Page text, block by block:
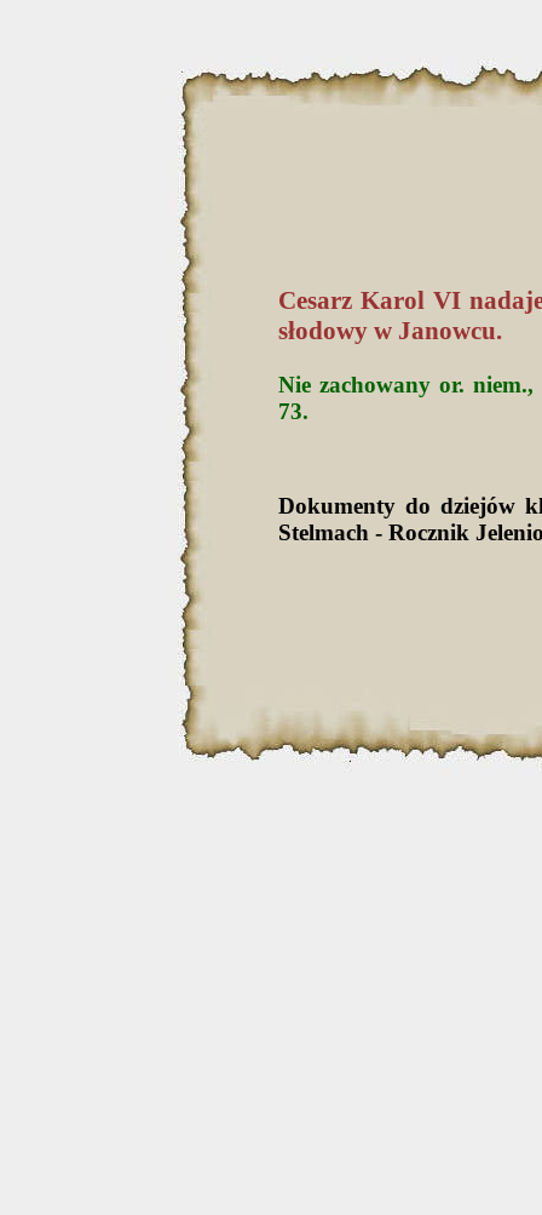
Cesarz Karol VI
słodowy w Janowcu.
Nie zachowany or.
73.
Dokumenty do dziejów
Stelmach - Rocznik